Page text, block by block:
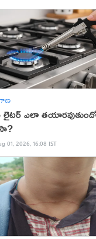
లైటర్ ఎలా
01, 2026, 16:08 IST